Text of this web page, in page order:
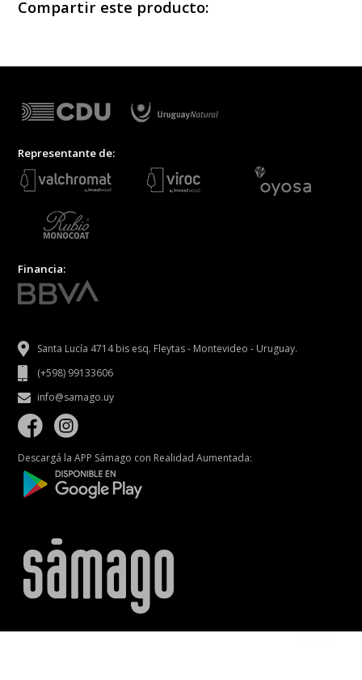
Compartir este producto:
Representante de:
Financia:
Santa Lucía 4714 bis esq. Fleytas - Montevideo - Uruguay.
(+598) 99133606
info@samago.uy
Descargá la APP Sámago con Realidad Aumentada: